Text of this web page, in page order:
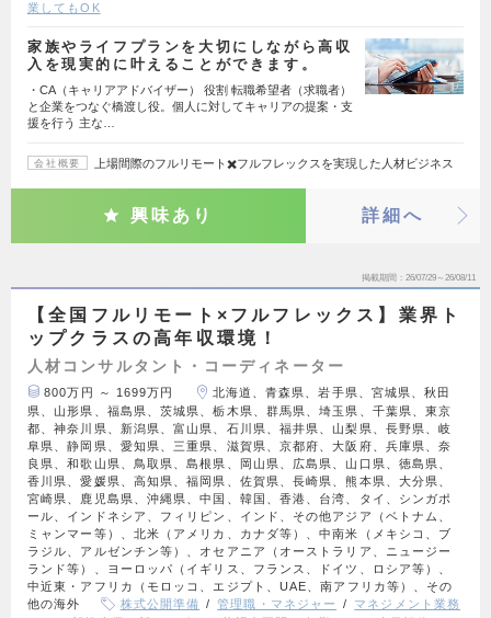
業してもOK
家族やライフプランを大切にしながら高収
入を現実的に叶えることができます。
・CA（キャリアアドバイザー） 役割 転職希望者（求職者）
と企業をつなぐ橋渡し役。個人に対してキャリアの提案・支
援を行う 主な…
会社概要 上場間際のフルリモート✖️フルフレックスを実現した人材ビジネス
興味あり 詳細へ
掲載期間 26/07/29～26/08/11
【全国フルリモート×フルフレックス】業界ト
ップクラスの高年収環境！
人材コンサルタント・コーディネーター
800万円 ～ 1699万円
北海道、青森県、岩手県、宮城県、秋田
県、山形県、福島県、茨城県、栃木県、群馬県、埼玉県、千葉県、東京
都、神奈川県、新潟県、富山県、石川県、福井県、山梨県、長野県、岐
阜県、静岡県、愛知県、三重県、滋賀県、京都府、大阪府、兵庫県、奈
良県、和歌山県、鳥取県、島根県、岡山県、広島県、山口県、徳島県、
香川県、愛媛県、高知県、福岡県、佐賀県、長崎県、熊本県、大分県、
宮崎県、鹿児島県、沖縄県、中国、韓国、香港、台湾、タイ、シンガポ
ール、インドネシア、フィリピン、インド、その他アジア（ベトナム、
ミャンマー等）、北米（アメリカ、カナダ等）、中南米（メキシコ、ブ
ラジル、アルゼンチン等）、オセアニア（オーストラリア、ニュージー
ランド等）、ヨーロッパ（イギリス、フランス、ドイツ、ロシア等）、
中近東・アフリカ（モロッコ、エジプト、UAE、南アフリカ等）、その
他の海外
株式公開準備 管理職・マネジャー
マネジメント業務